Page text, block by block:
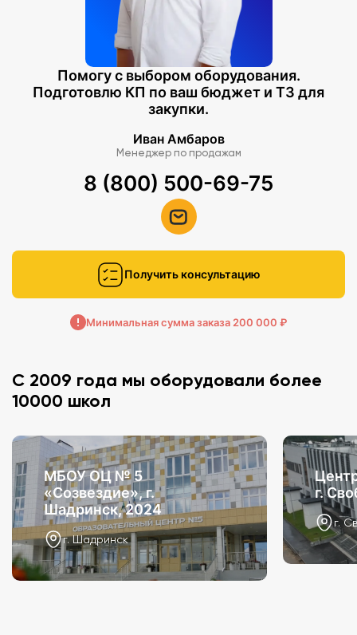
Помогу с выбором оборудования.
Подготовлю КП по ваш бюджет и ТЗ для
закупки.
Иван Амбаров
Менеджер по продажам
8 (800) 500-69-75
Получить консультацию
Минимальная сумма заказа 200 000 ₽
С 2009 года мы оборудовали более
10000 школ
МБОУ ОЦ № 5
«Созвездие», г.
Шадринск, 2024
г. Шадринск
г.
г.